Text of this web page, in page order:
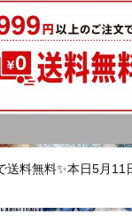
送料無料✨️本日5月11